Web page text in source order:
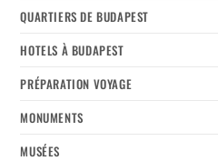
QUARTIERS DE BUDAPEST
HOTELS À BUDAPEST
PRÉPARATION VOYAGE
MONUMENTS
MUSÉES